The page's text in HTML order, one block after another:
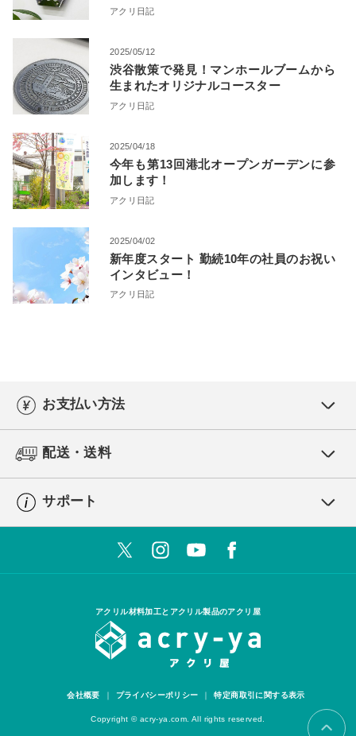
アクリ日記
2025/05/12
渋谷散策で発見！マンホールブームから
生まれたオリジナルコースター
アクリ日記
2025/04/18
今年も第13回港北オープンガーデンに参
加します！
アクリ日記
2025/04/02
新年度スタート 勤続10年の社員のお祝い
インタビュー！
アクリ日記
お支払い方法
配送・送料
サポート
アクリル材料加工とアクリル製品のアクリ屋
会社概要 プライバシーポリシー 特定商取引に関する表示
Copyright © acry-ya.com. All rights reserved.